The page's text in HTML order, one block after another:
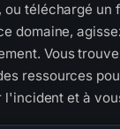
ou téléchargé un
domaine,
Vous
ressources
l'incident et à